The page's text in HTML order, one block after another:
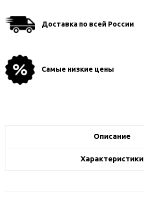
Доставка по всей России
Самые низкие цены
Описание
Характеристики